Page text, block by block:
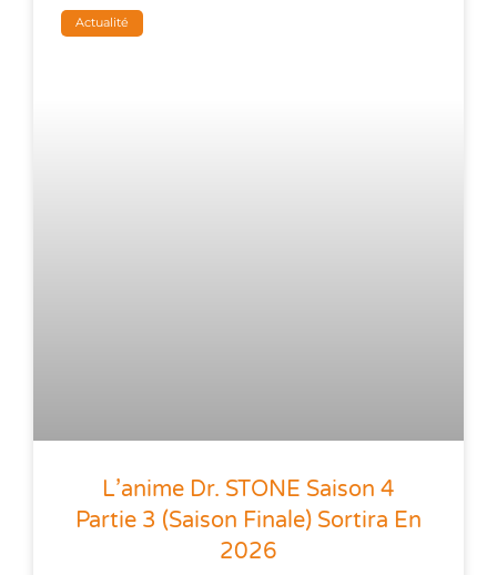
Actualité
L’anime Dr. STONE Saison 4
Partie 3 (saison Finale) Sortira En
2026